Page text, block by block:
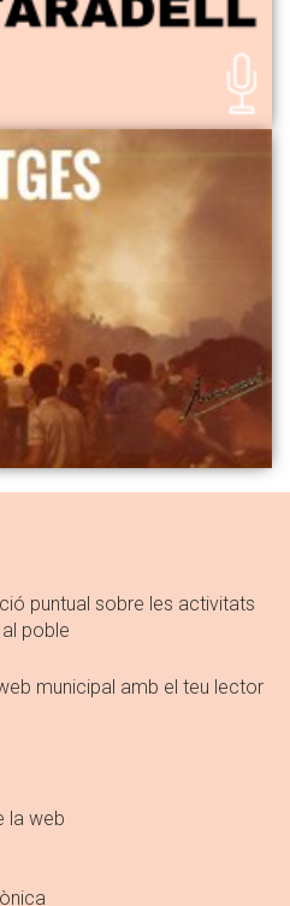
puntual sobre les activitats
poble
municipal amb el teu lector
la web